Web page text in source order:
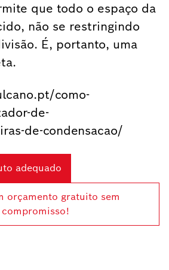
que todo o espaço da
não se restringindo
É, portanto, uma
como-
de-
de-condensacao/
adequado
orçamento gratuito sem
compromisso!